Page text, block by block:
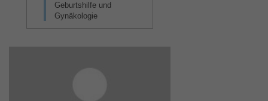
Geburtshilfe und
Gynäkologie